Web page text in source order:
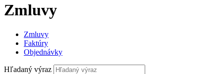
Zmluvy
Zmluvy
Faktúry
Objednávky
Hľadaný výraz